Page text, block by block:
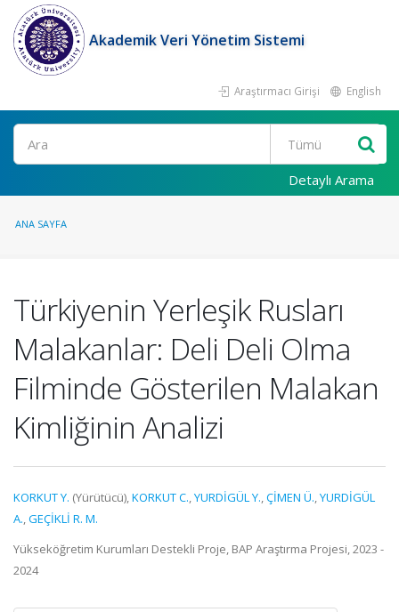
Akademik Veri Yönetim Sistemi
Araştırmacı Girişi English
Ara
Detaylı Arama
ANA SAYFA
Türkiyenin Yerleşik Rusları
Malakanlar: Deli Deli Olma
Filminde Gösterilen Malakan
Kimliğinin Analizi
KORKUT Y. (Yürütücü),KORKUT C.,YURDİGÜL Y.,ÇİMEN Ü.,YURDİGÜL
A.,GEÇİKLİ R. M.
Yükseköğretim Kurumları Destekli Proje, BAP Araştırma Projesi, 2023 -
2024